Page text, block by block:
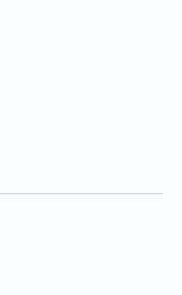
来还真是个问
传来一个女人
太，做完化